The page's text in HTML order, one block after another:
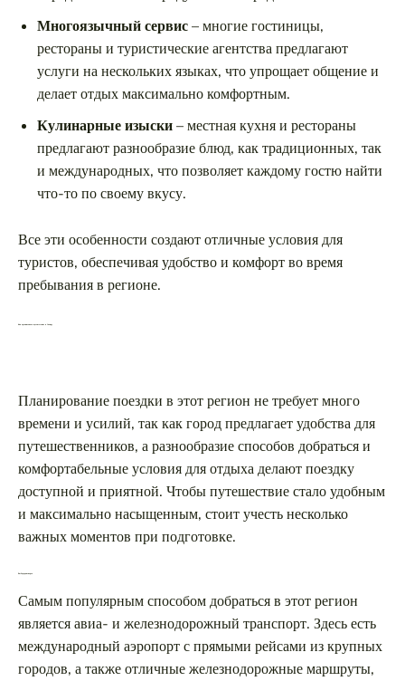
Многоязычный сервис– многие гостиницы,
рестораны и туристические агентства предлагают
услуги на нескольких языках, что упрощает общение и
делает отдых максимально комфортным.
Кулинарные изыски– местная кухня и рестораны
предлагают разнообразие блюд, как традиционных, так
и международных, что позволяет каждому гостю найти
что-то по своему вкусу.
Все эти особенности создают отличные условия для
туристов, обеспечивая удобство и комфорт во время
пребывания в регионе.
Как организовать путешествие в Самару
Планирование поездки в этот регион не требует много
времени и усилий, так как город предлагает удобства для
путешественников, а разнообразие способов добраться и
комфортабельные условия для отдыха делают поездку
доступной и приятной. Чтобы путешествие стало удобным
и максимально насыщенным, стоит учесть несколько
важных моментов при подготовке.
Выбор транспорта
Самым популярным способом добраться в этот регион
является авиа- и железнодорожный транспорт. Здесь есть
международный аэропорт с прямыми рейсами из крупных
городов, а также отличные железнодорожные маршруты,